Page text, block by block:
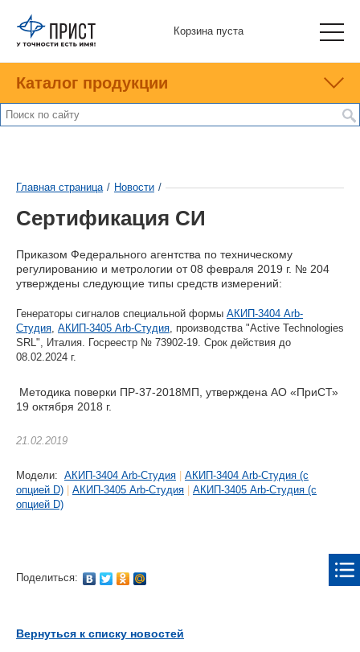
Корзина пуста
Каталог продукции
Главная страница / Новости /
Сертификация СИ
Приказом Федерального агентства по техническому
регулированию и метрологии от 08 февраля 2019 г. № 204
утверждены следующие типы средств измерений:
Генераторы сигналов специальной формы АКИП-3404 Arb-
Студия, АКИП-3405 Arb-Студия, производства "Active Technologies
SRL", Италия. Госреестр № 73902-19. Срок действия до
08.02.2024 г.
Методика поверки ПР-37-2018МП, утверждена АО «ПриСТ»
19 октября 2018 г.
21.02.2019
Модели: АКИП-3404 Arb-Студия
АКИП-3404 Arb-Студия (с
опцией D)
АКИП-3405 Arb-Студия
АКИП-3405 Arb-Студия (с
опцией D)
Поделиться:
Вернуться к списку новостей